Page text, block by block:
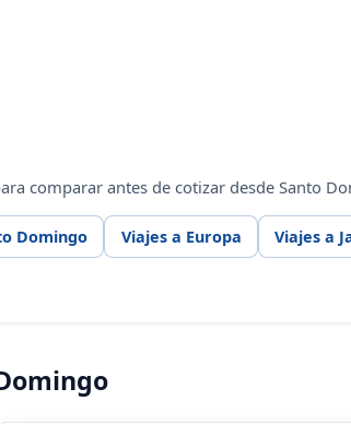
comparar antes de cotizar desde Santo
Domingo Viajes a Europa Viajes a